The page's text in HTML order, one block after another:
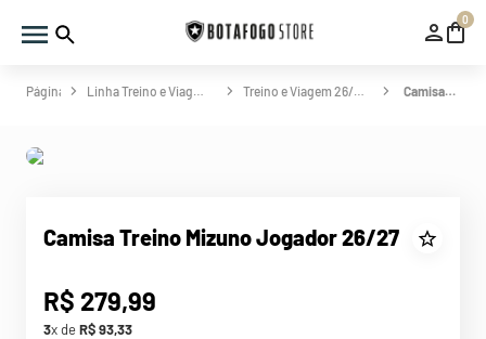
0
Linha Treino e Viagem Treino e Viagem 26/27 Camisa Treino Mizuno Jogador 26/27
Camisa Treino Mizuno Jogador 26/27
R$ 279,99
3x deR$93,33